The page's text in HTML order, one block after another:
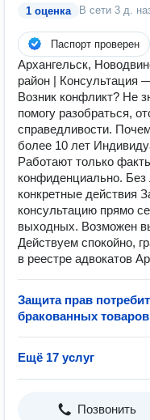
1 оценка В сети 3 д.
Паспорт проверен
Архангельск,
район | Консультация
Возник конфликт? Не
помогу разобраться,
справедливости.
более 10 лет
Работают только
конфиденциально.
конкретные действия
консультацию прямо
выходных. Возможен
Действуем спокойно,
в реестре адвокатов
Защита прав
бракованных товаров
Ещё 17 услуг
Позвонить